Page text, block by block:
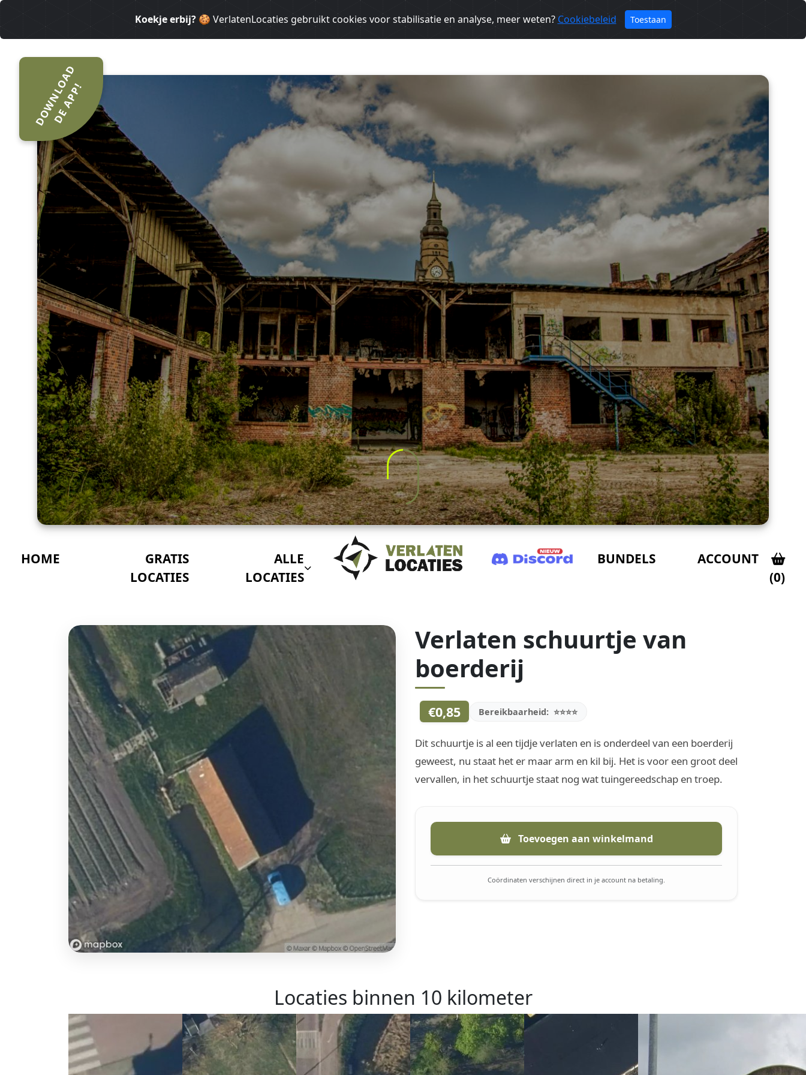
Koekje erbij?🍪 VerlatenLocaties gebruikt cookies voor stabilisatie en analyse, meer weten? Cookiebeleid Toestaan
DOWNLOAD
DE APP!
HOME
GRATIS
LOCATIES
ALLE
LOCATIES
BUNDELS
ACCOUNT
(0)
Verlaten schuurtje van
boerderij
€0,85 Bereikbaarheid: ⭐⭐⭐⭐
Dit schuurtje is al een tijdje verlaten en is onderdeel van een boerderij
geweest, nu staat het er maar arm en kil bij. Het is voor een groot deel
vervallen, in het schuurtje staat nog wat tuingereedschap en troep.
Toevoegen aan winkelmand
Coördinaten verschijnen direct in je account na betaling.
Locaties binnen 10 kilometer